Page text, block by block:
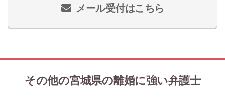
メール受付はこちら
その他の宮城県の離婚に強い弁護士